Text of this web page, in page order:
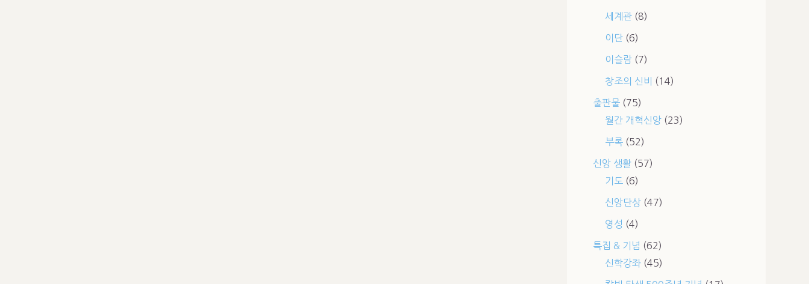
세계관(8)
이단(6)
이슬람(7)
창조의 신비 (14)
출판물(75)
월간 개혁신앙(23)
부록(52)
신앙 생활(57)
기도 (6)
신앙단상(47)
영성 (4)
특집 & 기념 (62)
신학강좌(45)